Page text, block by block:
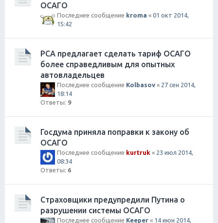
ОСАГО
Последнее сообщение kroma « 01 окт 2014,
15:42
РСА предлагает сделать тариф ОСАГО
более справедливым для опытных
автовладельцев
Последнее сообщение Kolbasov « 27 сен 2014,
18:14
Ответы: 9
Госдума приняла поправки к закону об
ОСАГО
Последнее сообщение kurtruk « 23 июл 2014,
08:34
Ответы: 6
Страховщики предупредили Путина о
разрушении системы ОСАГО
Последнее сообщение Keeper « 14 июн 2014,